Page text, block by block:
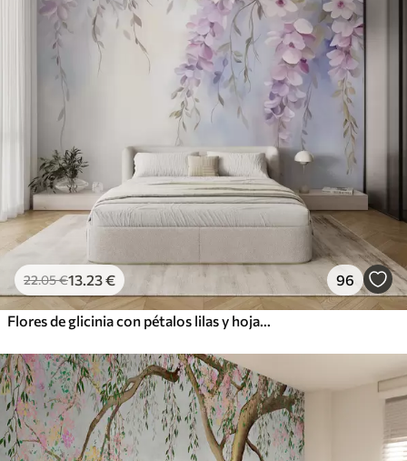
22.05€13 .23€ 96